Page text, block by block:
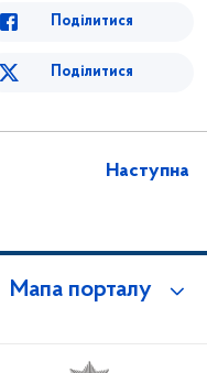
Поділитися
Поділитися
Наступна
Мапа порталу